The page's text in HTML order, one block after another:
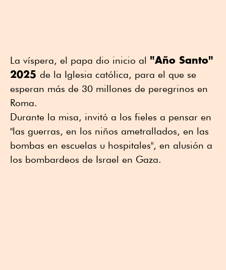
La víspera, el papa dio inicio al "Año Santo"
2025 de la Iglesia católica, para el que se
esperan más de 30 millones de peregrinos en
Roma.
Durante la misa, invitó a los fieles a pensar en
"las guerras, en los niños ametrallados, en las
bombas en escuelas u hospitales", en alusión a
los bombardeos de Israel en Gaza.